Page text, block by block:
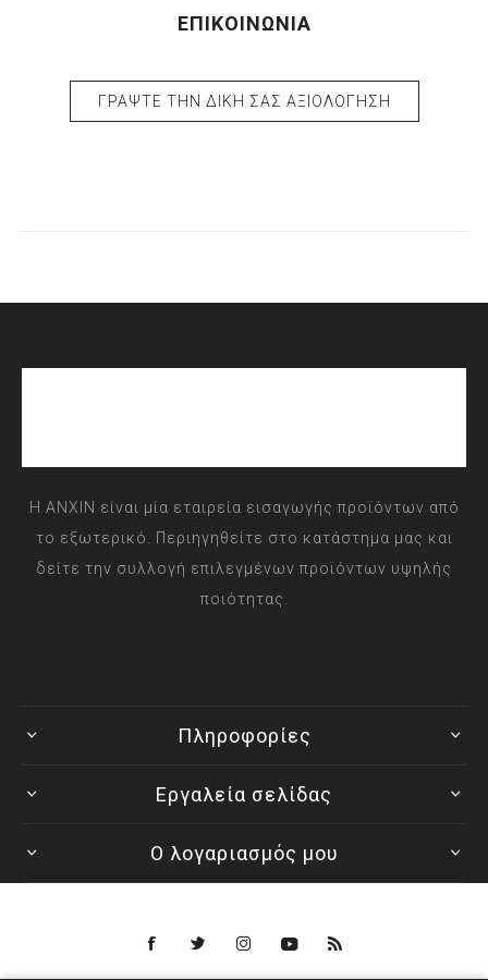
ΕΠΙΚΟΙΝΩΝΊΑ
ΓΡΆΨΤΕ ΤΗΝ ΔΙΚΉ ΣΑΣ ΑΞΙΟΛΌΓΗΣΗ
Η ANXIN είναι μία εταιρεία εισαγωγής προϊόντων από
το εξωτερικό. Περιηγηθείτε στο κατάστημα μας και
δείτε την συλλογή επιλεγμένων προϊόντων υψηλής
ποιότητας.
Πληροφορίες
Εργαλεία σελίδας
Ο λογαριασμός μου